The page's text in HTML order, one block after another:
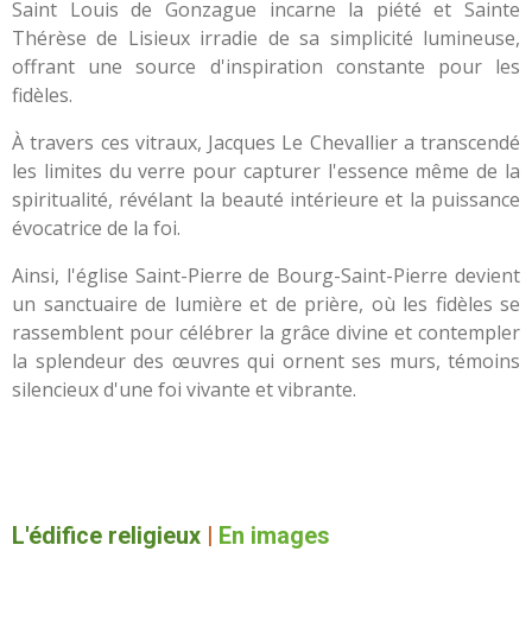
Saint Louis de Gonzague incarne la piété et Sainte
Thérèse de Lisieux irradie de sa simplicité lumineuse,
offrant une source d'inspiration constante pour les
fidèles.
À travers ces vitraux, Jacques Le Chevallier a transcendé
les limites du verre pour capturer l'essence même de la
spiritualité, révélant la beauté intérieure et la puissance
évocatrice de la foi.
Ainsi, l'église Saint-Pierre de Bourg-Saint-Pierre devient
un sanctuaire de lumière et de prière, où les fidèles se
rassemblent pour célébrer la grâce divine et contempler
la splendeur des œuvres qui ornent ses murs, témoins
silencieux d'une foi vivante et vibrante.
L'édifice religieux En images